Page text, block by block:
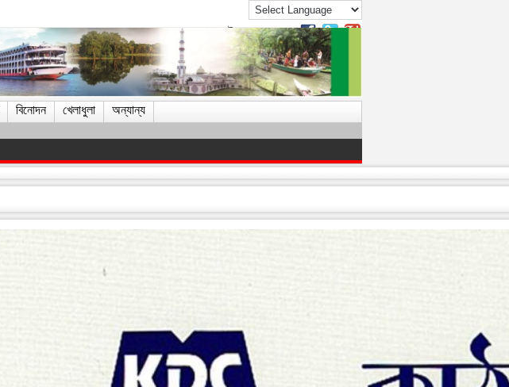
বিনোদন খেলাধুলা অন্যান্য